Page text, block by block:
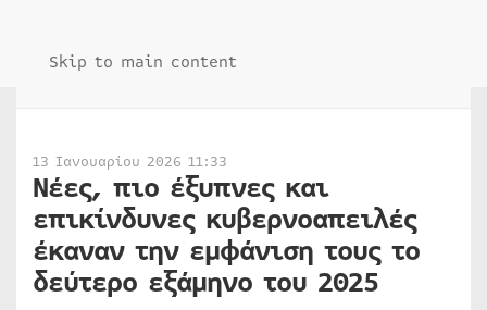
Skip to main content
13 Ιανουαρίου 2026 11:33
Νέες, πιο έξυπνες και
επικίνδυνες κυβερνοαπειλές
έκαναν την εμφάνιση τους το
δεύτερο εξάμηνο του 2025